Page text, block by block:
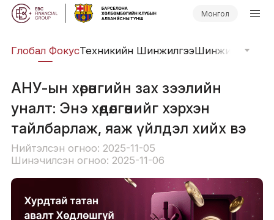
Монгол
Глобал ФокусТехникийн ШинжилгээШинжилгээний
АНУ-ын хөрөнгийн зах зээлийн
уналт: Энэ хөдөлгөөнийг хэрхэн
тайлбарлаж, яаж үйлдэл хийх вэ
Нийтэлсэн огноо: 2025-11-05
Шинэчилсэн огноо: 2025-11-06